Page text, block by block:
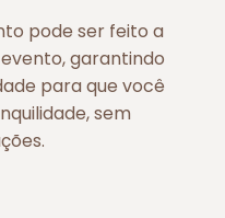
pode ser feito a
garantindo
para que você
sem